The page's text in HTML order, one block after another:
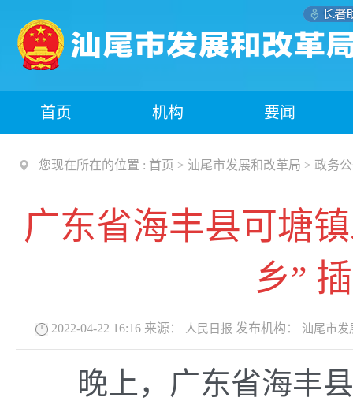
首页 机构 要闻
您现在所在的位置 : 首页 > 汕尾市发展和改革局 > 政务
广东省海丰县可塘
乡”
2022-04-22 16:16 来源： 人民日报 发布机构： 汕尾市发
晚上，广东省海丰县